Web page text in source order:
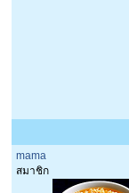
mama
สมาชิก